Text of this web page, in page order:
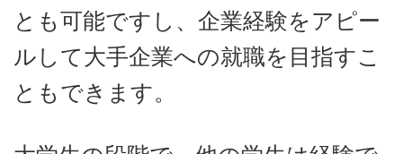
とも可能ですし、企業経験をアピー
ルして大手企業への就職を目指すこ
ともできます。